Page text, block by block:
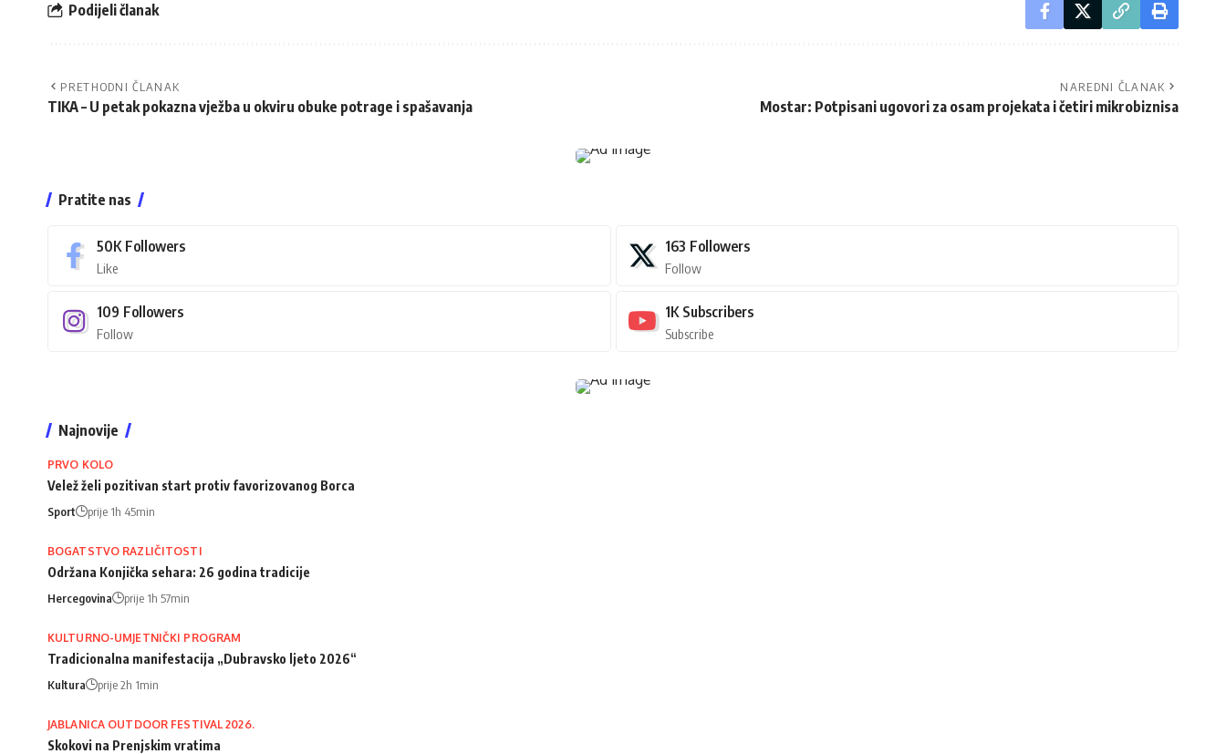
Podijeli članak
PRETHODNI ČLANAK
TIKA – U petak pokazna vježba u okviru obuke potrage i spašavanja
NAREDNI ČLANAK
Mostar: Potpisani ugovori za osam projekata i četiri mikrobiznisa
Pratite nas
50K Followers
Like
163 Followers
Follow
109 Followers
Follow
1K Subscribers
Subscribe
Najnovije
PRVO KOLO
Velež želi pozitivan start protiv favorizovanog Borca
Sport prije 1h 45min
BOGATSTVO RAZLIČITOSTI
Održana Konjička sehara: 26 godina tradicije
Hercegovina prije 1h 57min
KULTURNO-UMJETNIČKI PROGRAM
Tradicionalna manifestacija „Dubravsko ljeto 2026“
Kultura prije 2h 1min
JABLANICA OUTDOOR FESTIVAL 2026.
Skokovi na Prenjskim vratima